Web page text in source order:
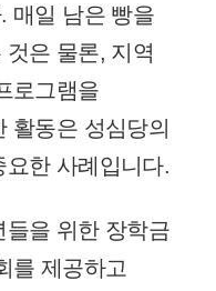
매일 남은 빵을
은 물론, 지역
로그램을
활동은 성심당의
한 사례입니다.
을 위한 장학금
를 제공하고